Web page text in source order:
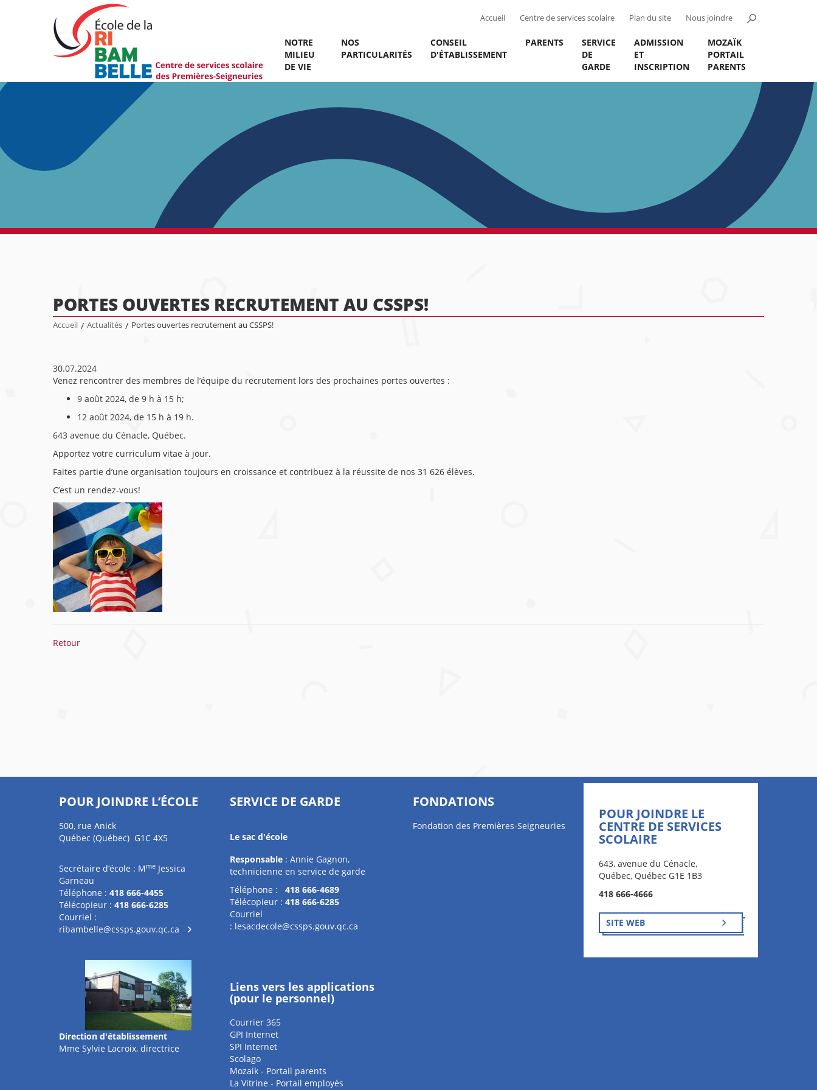
Accueil Centre de services scolaire Plan du site Nous joindre
NOTRE
MILIEU
DE VIE
NOS
PARTICULARITÉS
CONSEIL
D'ÉTABLISSEMENT
PARENTS
SERVICE
DE
GARDE
ADMISSION
ET
INSCRIPTION
MOZAÏK
PORTAIL
PARENTS
PORTES OUVERTES RECRUTEMENT AU CSSPS!
Accueil / Actualités / Portes ouvertes recrutement au CSSPS!
30.07.2024
Venez rencontrer des membres de l’équipe du recrutement lors des prochaines portes ouvertes :
9 août 2024, de 9 h à 15 h;
12 août 2024, de 15 h à 19 h.
643 avenue du Cénacle, Québec.
Apportez votre curriculum vitae à jour.
Faites partie d’une organisation toujours en croissance et contribuez à la réussite de nos 31 626 élèves.
C’est un rendez-vous!
Retour
POUR JOINDRE L’ÉCOLE
500, rue Anick
Québec (Québec) G1C 4X5
Secrétaire d’école : Mme Jessica
Garneau
Téléphone : 418 666-4455
Télécopieur : 418 666-6285
Courriel :
ribambelle@cssps.gouv.qc.ca
Direction d'établissement
Mme Sylvie Lacroix, directrice
SERVICE DE GARDE
Le sac d'école
Responsable : Annie Gagnon,
technicienne en service de garde
Téléphone :
418 666-4689
Télécopieur : 418 666-6285
Courriel
: lesacdecole@cssps.gouv.qc.ca
Liens vers les applications
(pour le personnel)
Courrier 365
GPI Internet
SPI Internet
Scolago
Mozaik - Portail parents
La Vitrine - Portail employés
FONDATIONS
Fondation des Premières-Seigneuries
POUR JOINDRE LE
CENTRE DE SERVICES
SCOLAIRE
643, avenue du Cénacle,
Québec, Québec G1E 1B3
418 666-4666
SITE WEB